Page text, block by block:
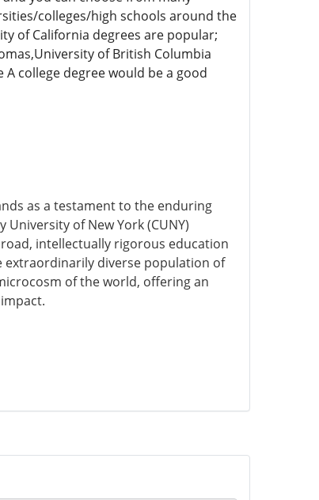
colleges/high schools around the
of California degrees are popular;
of British Columbia
college degree would be a good
as a testament to the enduring
of New York (CUNY)
intellectually rigorous education
extraordinarily diverse population of
of the world, offering an